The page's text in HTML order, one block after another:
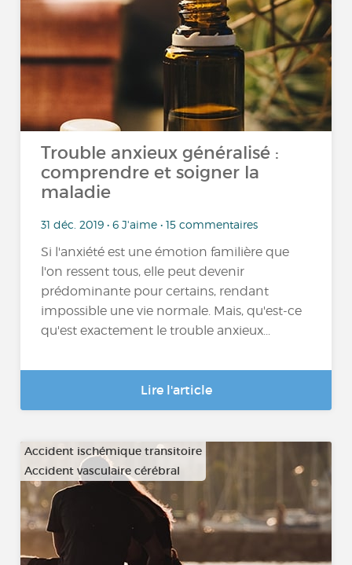
Trouble anxieux généralisé :
comprendre et soigner la
maladie
31 déc. 2019 • 6 J'aime • 15 commentaires
Si l'anxiété est une émotion familière que
l'on ressent tous, elle peut devenir
prédominante pour certains, rendant
impossible une vie normale. Mais, qu'est-ce
qu'est exactement le trouble anxieux...
Lire l'article
Accident ischémique transitoire
Accident vasculaire cérébral